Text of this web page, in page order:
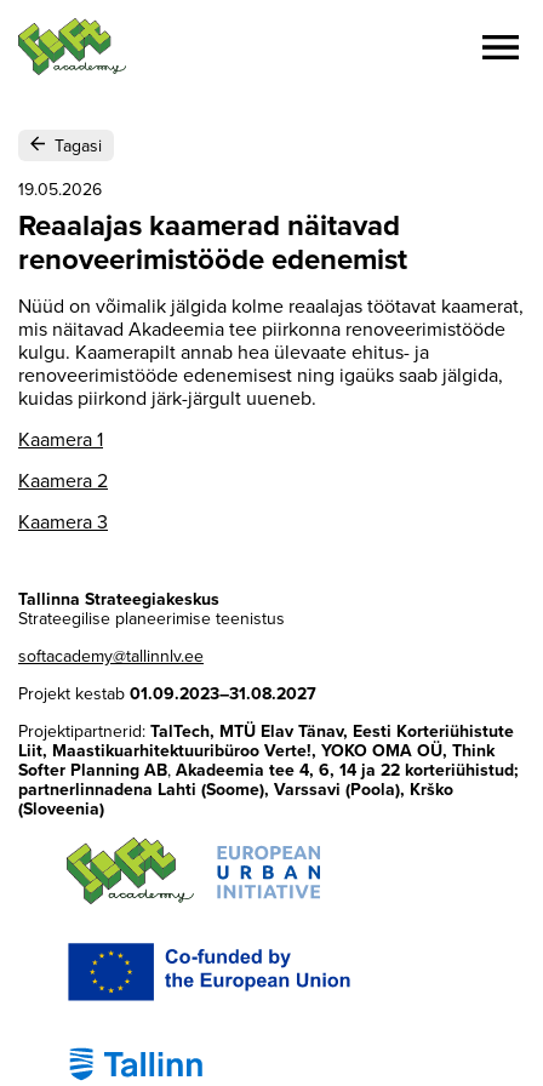
Tagasi
19.05.2026
Reaalajas kaamerad näitavad
renoveerimistööde edenemist
Nüüd on võimalik jälgida kolme reaalajas töötavat kaamerat,
mis näitavad Akadeemia tee piirkonna renoveerimistööde
kulgu. Kaamerapilt annab hea ülevaate ehitus- ja
renoveerimistööde edenemisest ning igaüks saab jälgida,
kuidas piirkond järk-järgult uueneb.
Kaamera 1
Kaamera 2
Kaamera 3
Tallinna Strateegiakeskus
Strateegilise planeerimise teenistus
softacademy@tallinnlv.ee
Projekt kestab 01.09.2023–31.08.2027
Projektipartnerid: TalTech, MTÜ Elav Tänav, Eesti Korteriühistute
Liit, Maastikuarhitektuuribüroo Verte!, YOKO OMA OÜ, Think
Softer Planning AB, Akadeemia tee 4, 6, 14 ja 22 korteriühistud;
partnerlinnadena Lahti (Soome), Varssavi (Poola), Krško
(Sloveenia)